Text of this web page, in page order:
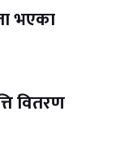
भएका
वितरण